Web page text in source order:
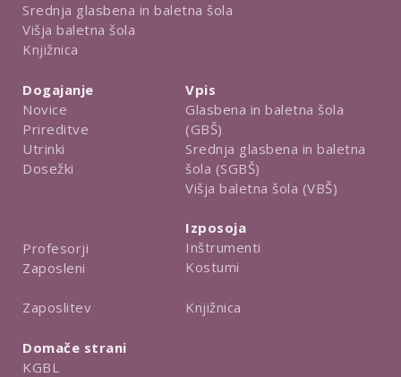
Srednja glasbena in baletna šola
Višja baletna šola
Knjižnica
Dogajanje
Novice
Prireditve
Utrinki
Dosežki
Profesorji
Zaposleni
Zaposlitev
Vpis
Glasbena in baletna šola
(GBŠ)
Srednja glasbena in baletna
šola (SGBŠ)
Višja baletna šola (VBŠ)
Izposoja
Inštrumenti
Kostumi
Knjižnica
Domače strani
KGBL